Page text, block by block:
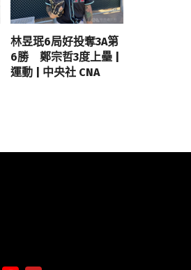
林昱珉6局好投奪3A第
6勝 鄭宗哲3度上壘 |
運動 | 中央社 CNA